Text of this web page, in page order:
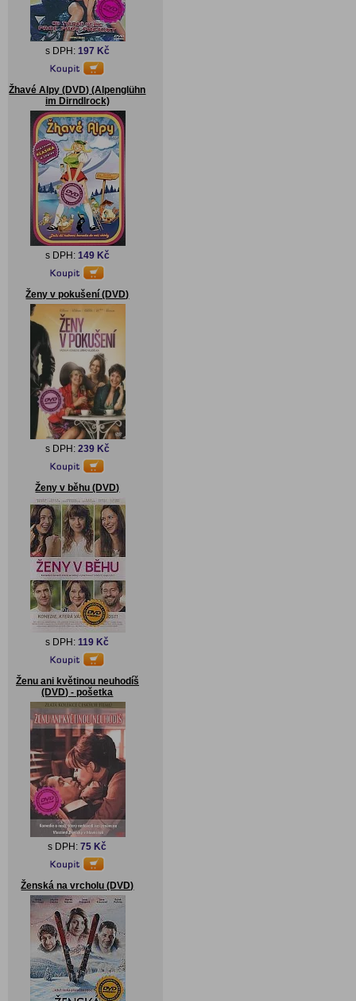
s DPH: 197 Kč
Žhavé Alpy (DVD) (Alpenglühn
im Dirndlrock)
s DPH: 149 Kč
Ženy v pokušení (DVD)
s DPH: 239 Kč
Ženy v běhu (DVD)
s DPH:119 Kč
Ženu ani květinou neuhodíš
(DVD) - pošetka
s DPH:75 Kč
Ženská na vrcholu (DVD)